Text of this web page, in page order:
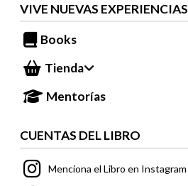
VIVE NUEVAS EXPERIENCIAS
Books
Tienda
Mentorías
CUENTAS DEL LIBRO
Menciona el Libro en Instagram